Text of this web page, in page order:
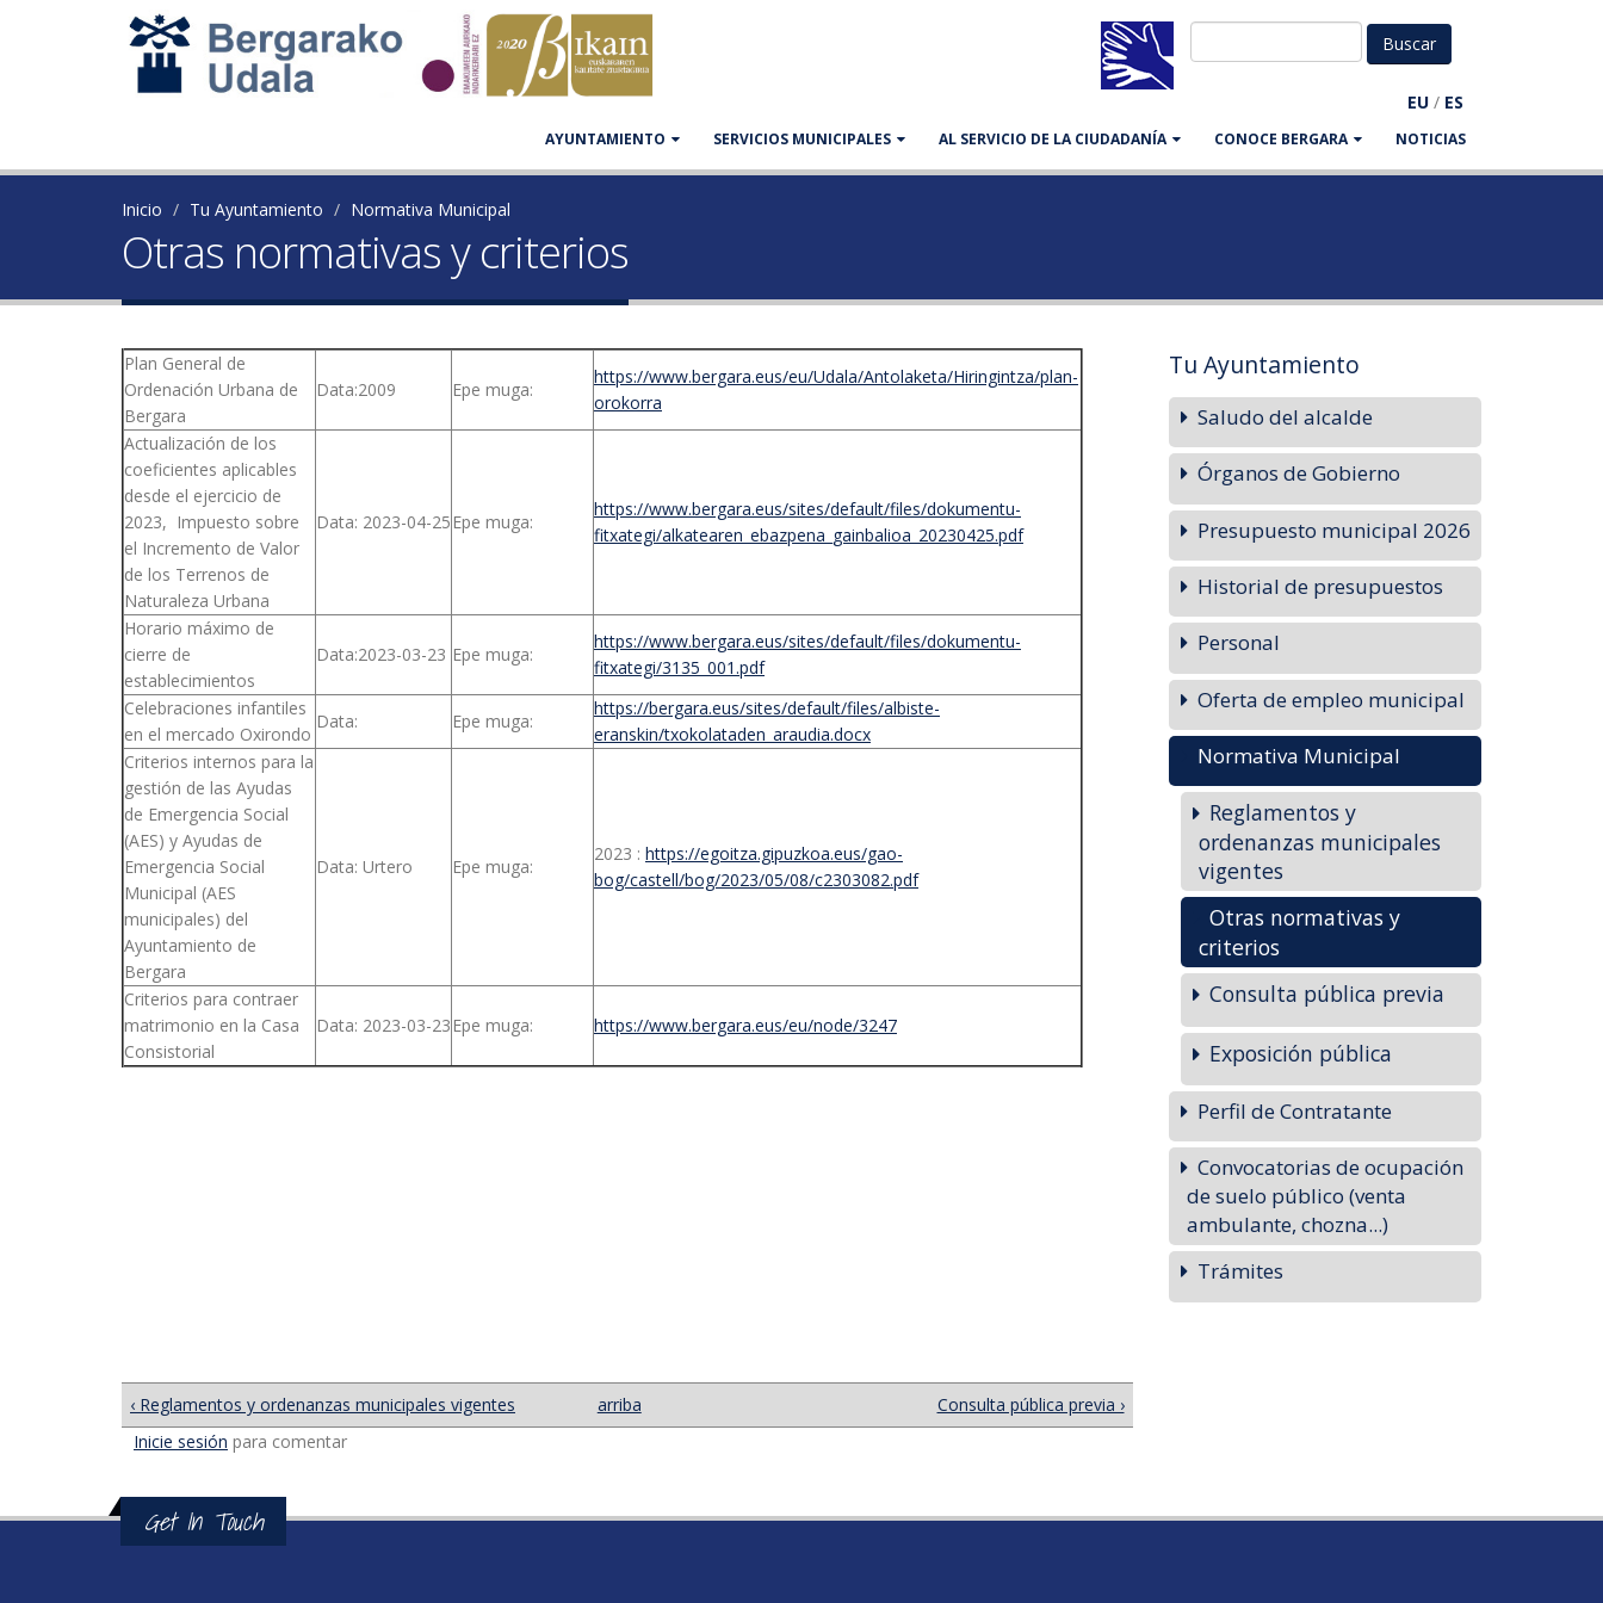
EU / ES
AYUNTAMIENTO SERVICIOS MUNICIPALES AL SERVICIO DE LA CIUDADANÍA CONOCE BERGARA NOTICIAS
Inicio Tu Ayuntamiento Normativa Municipal
Otras normativas y criterios
Plan General de
Ordenación Urbana de
Bergara
Data:2009 Epe muga:
https://www.bergara.eus/eu/Udala/Antolaketa/Hiringintza/plan-
orokorra
Actualización de los
coeficientes aplicables
desde el ejercicio de
2023, Impuesto sobre
el Incremento de Valor
de los Terrenos de
Naturaleza Urbana
Data: 2023-04-25Epe muga:
https://www.bergara.eus/sites/default/files/dokumentu-
fitxategi/alkatearen_ebazpena_gainbalioa_20230425.pdf
Horario máximo de
cierre de
establecimientos
Data:2023-03-23 Epe muga:
https://www.bergara.eus/sites/default/files/dokumentu-
fitxategi/3135_001.pdf
Celebraciones infantiles
en el mercado Oxirondo
Data: Epe muga:
https://bergara.eus/sites/default/files/albiste-
eranskin/txokolataden_araudia.docx
Criterios internos para la
gestión de las Ayudas
de Emergencia Social
(AES) y Ayudas de
Emergencia Social
Municipal (AES
municipales) del
Ayuntamiento de
Bergara
Data: Urtero Epe muga:
2023 : https://egoitza.gipuzkoa.eus/gao-
bog/castell/bog/2023/05/08/c2303082.pdf
Criterios para contraer
matrimonio en la Casa
Consistorial
Data: 2023-03-23Epe muga: https://www.bergara.eus/eu/node/3247
‹ Reglamentos y ordenanzas municipales vigentes arriba
Consulta pública previa ›
Inicie sesión para comentar
Tu Ayuntamiento
Saludo del alcalde
Órganos de Gobierno
Presupuesto municipal 2026
Historial de presupuestos
Personal
Oferta de empleo municipal
Normativa Municipal
Reglamentos y
ordenanzas municipales
vigentes
Otras normativas y
criterios
Consulta pública previa
Exposición pública
Perfil de Contratante
Convocatorias de ocupación
de suelo público (venta
ambulante, chozna...)
Trámites
Get In Touch